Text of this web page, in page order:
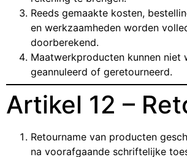
Reeds gemaakte kosten,
en werkzaamheden worden
doorberekend.
Maatwerkproducten kunnen niet
geannuleerd of geretourneerd.
Artikel 12 –
Retourname van producten
na voorafgaande schriftelijke